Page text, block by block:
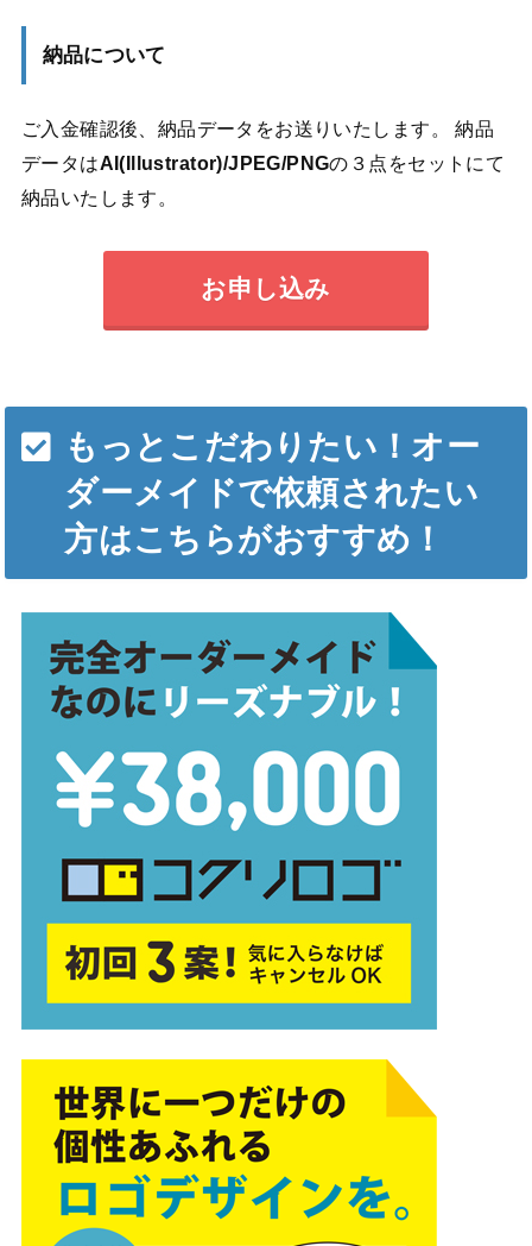
納品について
ご入金確認後、納品データをお送りいたします。 納品
データはAI(Illustrator)/JPEG/PNGの３点をセットにて
納品いたします。
お申し込み
もっとこだわりたい！オー
ダーメイドで依頼されたい
方はこちらがおすすめ！